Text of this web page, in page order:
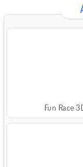
Fun Race